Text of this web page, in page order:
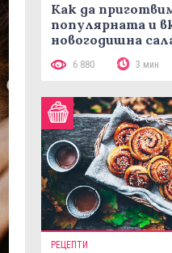
Как да
популярната и
новогодишна
рецепта Мимоза
6 880 3 мин
РЕЦЕПТИ